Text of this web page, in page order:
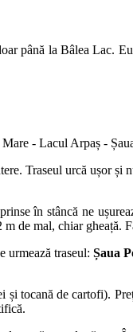
până la Bâlea Lac.
- Lacul Arpaș -
Traseul urcă ușor
în stâncă ne
de mal, chiar gheață.
urmează traseul: Șaua
și tocană de cartofi).